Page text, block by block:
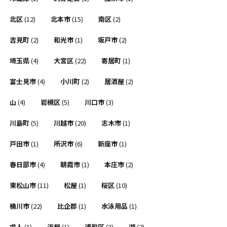
北区(12) 北本市(15) 南区(2)
吉見町(2) 和光市(1) 坂戸市(2)
埼玉県(4) 大宮区(22) 寄居町(1)
富士見市(4) 小川町(2) 居酒屋(2)
山 (4) 岩槻区(5) 川口市(3)
川島町(5) 川越市(20) 志木市(1)
戸田市(1) 所沢市(6) 新座市(1)
春日部市(4) 朝霞市(1) 本庄市(2)
東松山市(11) 松屋(1) 桜区(10)
桶川市(22) 比企郡 (1) 水泳用品 (1)